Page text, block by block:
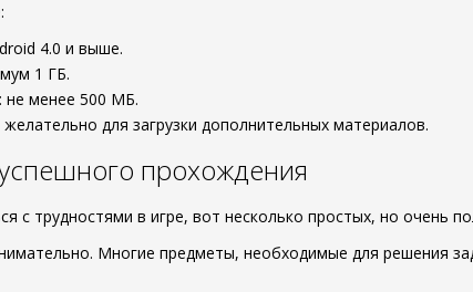
4.0 и выше.
1 ГБ.
: не менее 500 МБ.
желательно для загрузки дополнительных материалов.
прохождения
с трудностями в игре, вот несколько простых, но очень
Многие предметы, необходимые для решения